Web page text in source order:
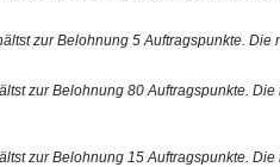
zur Belohnung 5 Auftragspunkte.
zur Belohnung 80 Auftragspunkte.
zur Belohnung 15 Auftragspunkte.